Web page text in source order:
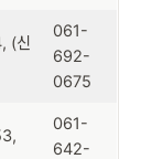
(신
061-
692-
0675
061-
642-